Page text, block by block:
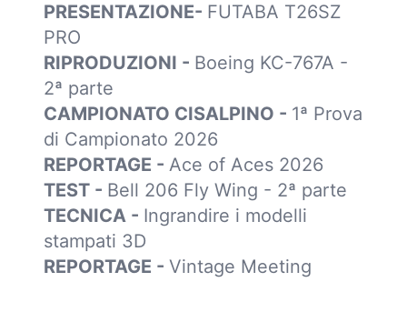
PRESENTAZIONE- FUTABA T26SZ
PRO
RIPRODUZIONI - Boeing KC-767A -
2ª parte
CAMPIONATO CISALPINO - 1ª Prova
di Campionato 2026
REPORTAGE - Ace of Aces 2026
TEST - Bell 206 Fly Wing - 2ª parte
TECNICA - Ingrandire i modelli
stampati 3D
REPORTAGE - Vintage Meeting